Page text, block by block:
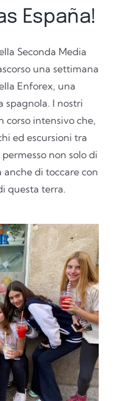
España!
Seconda Media
una settimana
Enforex, una
spagnola. I nostri
corso intensivo che,
ed escursioni tra
non solo di
anche di toccare con
questa terra.